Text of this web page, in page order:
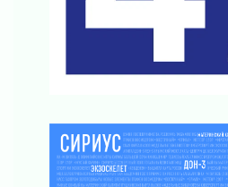
02 августа 2026
ПСК через Гослуслуги
Ленинградской области
Пропавшего подростка
районе Ленобласти
02 августа 2026